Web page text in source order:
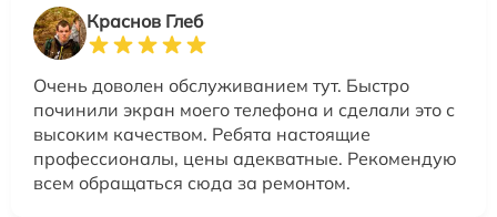
Краснов Глеб
Очень доволен обслуживанием тут. Быстро
починили экран моего телефона и сделали это с
высоким качеством. Ребята настоящие
профессионалы, цены адекватные. Рекомендую
всем обращаться сюда за ремонтом.